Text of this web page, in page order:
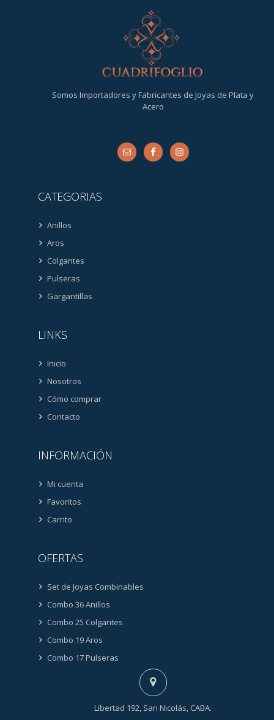
Somos Importadores y Fabricantes de Joyas de Plata y
Acero
CATEGORIAS
Anillos
Aros
Colgantes
Pulseras
Gargantillas
LINKS
Inicio
Nosotros
Cómo comprar
Contacto
INFORMACIÓN
Mi cuenta
Favoritos
Carrito
OFERTAS
Set de Joyas Combinables
Combo 36 Anillos
Combo 25 Colgantes
Combo 19 Aros
Combo 17 Pulseras
Libertad 192, San Nicolás, CABA.